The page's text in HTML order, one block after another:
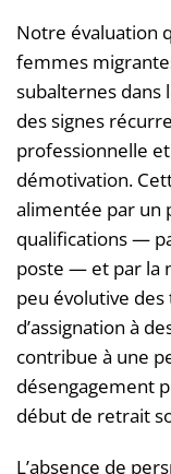
Notre évaluation
femmes
subalternes dans
des signes
professionnelle
démotivation.
alimentée par un
qualifications —
poste — et par la
peu évolutive
d’assignation à
contribue à une
désengagement
début de retrait
L’absence de